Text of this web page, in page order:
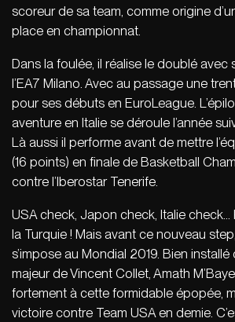
scoreur de sa team, comme origine
place en championnat.
Dans la foulée, il réalise le doublé avec
l’EA7 Milano. Avec au passage une
pour ses débuts en EuroLeague.
aventure en Italie se déroule l’année
Là aussi il performe avant de mettre
(16 points) en finale de Basketball
contre l’Iberostar Tenerife.
USA check, Japon check, Italie check…
la Turquie ! Mais avant ce nouveau
s’impose au Mondial 2019. Bien
majeur de Vincent Collet, Amath
fortement à cette formidable épopée,
victoire contre Team USA en demie.